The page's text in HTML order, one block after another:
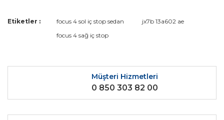
Bu ürüne ilk yorumu siz yapın!
Yorum Yaz
Bu ürünün fiyat bilgisi, resim, ürün açıklamalarında ve diğer
kullanarak tarafımıza iletebilirsiniz.
Ürün resmi kalitesiz, bozuk veya görüntülenemiyor.
Ürün açıklamasında eksik bilgiler bulunuyor.
Ürün bilgilerinde hatalar bulunuyor.
Ürün fiyatı diğer sitelerden daha pahalı.
Etiketler : focus 4 sol iç stop sedan
jx7b 13a602 ae
focus 4 sağ iç stop
Müşteri Hizmetleri
0 850 303 82 00